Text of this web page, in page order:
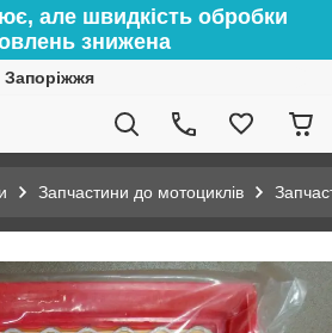
але швидкість обробки
знижена
Запчастини до мотоциклів